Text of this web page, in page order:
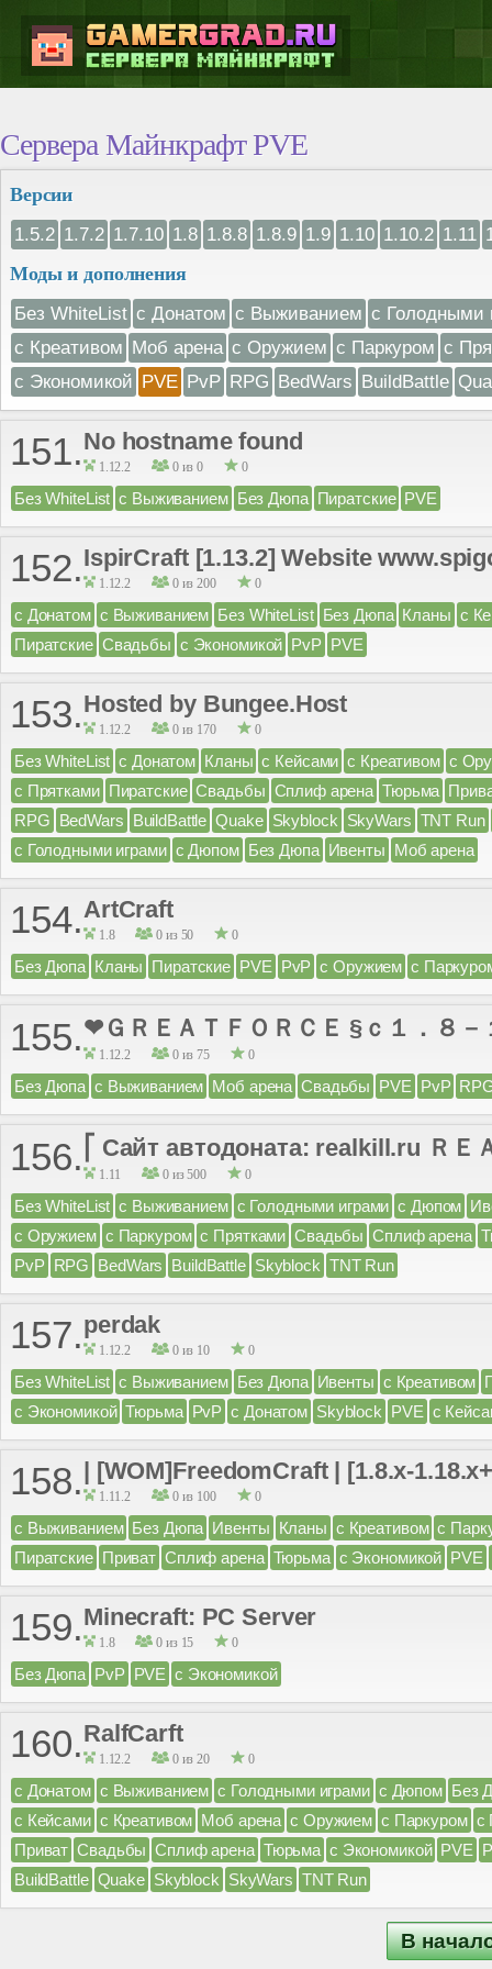
Сервера Майнкрафт PVE
Версии
1.5.2 1.7.2 1.7.10 1.8 1.8.8 1.8.9 1.9 1.10 1.10.2 1.11
Моды и дополнения
Без WhiteList с Донатом с Выживанием с Голодными
с Креативом Моб арена с Оружием с Паркуром с
с Экономикой PVE PvP RPG BedWars BuildBattle
151.No hostname found
1.12.2 0 из 0 0
Без WhiteList с Выживанием Без Дюпа Пиратские PVE
152.IspirCraft [1.13.2] Website
1.12.2 0 из 200 0
с Донатом с Выживанием Без WhiteList Без Дюпа Кланы с
Пиратские Свадьбы с Экономикой PvP PVE
153.Hosted by Bungee.Host
1.12.2 0 из 170 0
Без WhiteList с Донатом Кланы с Кейсами с Креативом с
с Прятками Пиратские Свадьбы Сплиф арена Тюрьма
RPG BedWars BuildBattle Quake Skyblock SkyWars TNT Run
с Голодными играми с Дюпом Без Дюпа Ивенты Моб арена
154.ArtCraft
1.8 0 из 50 0
Без Дюпа Кланы Пиратские PVE PvP с Оружием с
155.❤ＧＲＥＡＴＦＯＲＣＥ §ｃ１．８－
1.12.2 0 из 75 0
Без Дюпа с Выживанием Моб арена Свадьбы PVE PvP
156. ⎡ Сайт автодоната: realkill.ru ＲＥ
1.11 0 из 500 0
Без WhiteList с Выживанием с Голодными играми с Дюпом
с Оружием с Паркуром с Прятками Свадьбы Сплиф арена
PvP RPG BedWars BuildBattle Skyblock TNT Run
157.perdak
1.12.2 0 из 10 0
Без WhiteList с Выживанием Без Дюпа Ивенты с Креативом
с Экономикой Тюрьма PvP с Донатом Skyblock PVE с
158.| [WOM]FreedomCraft | [1.8.x-
1.11.2 0 из 100 0
с Выживанием Без Дюпа Ивенты Кланы с Креативом с
Пиратские Приват Сплиф арена Тюрьма с Экономикой PVE
159.Minecraft: PC Server
1.8 0 из 15 0
Без Дюпа PvP PVE с Экономикой
160.RalfCarft
1.12.2 0 из 20 0
с Донатом с Выживанием с Голодными играми с Дюпом Без
с Кейсами с Креативом Моб арена с Оружием с Паркуром с
Приват Свадьбы Сплиф арена Тюрьма с Экономикой PVE
BuildBattle Quake Skyblock SkyWars TNT Run
В